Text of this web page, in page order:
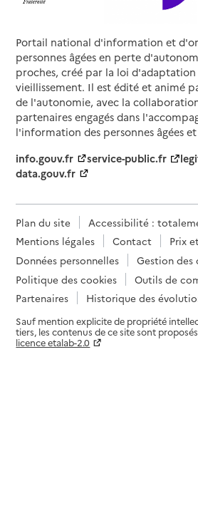
Portail national d'information et
personnes âgées en perte
proches, créé par la loi d'adaptation
vieillissement. Il est édité et animé
de l'autonomie, avec la
partenaires engagés dans
l'information des personnes âgées
info.gouv.fr
service-public.fr
data.gouv.fr
Plan du site
Accessibilité :
Mentions légales
Contact
Prix
Données personnelles
Gestion des
Politique des cookies
Outils de
Partenaires
Historique des
Sauf mention explicite de propriété
tiers, les contenus de ce site sont
licence etalab-2.0